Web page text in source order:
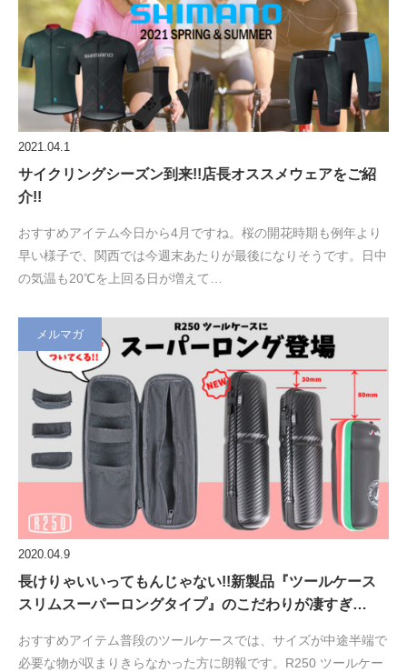
2021.04.1
サイクリングシーズン到来!!店長オススメウェアをご紹
介!!
おすすめアイテム今日から4月ですね。桜の開花時期も例年より
早い様子で、関西では今週末あたりが最後になりそうです。日中
の気温も20℃を上回る日が増えて…
メルマガ
2020.04.9
長けりゃいいってもんじゃない!!新製品『ツールケース
スリムスーパーロングタイプ』のこだわりが凄すぎ…
おすすめアイテム普段のツールケースでは、サイズが中途半端で
必要な物が収まりきらなかった方に朗報です。R250 ツールケー